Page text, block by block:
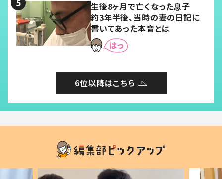
生後8ヶ月で亡くなった息子
約3年半後、当時の妻の日記に
書いてあった本音とは
6位以降はこちら